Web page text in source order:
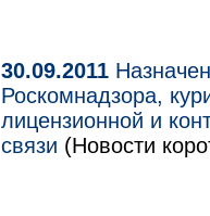
30.09.2011
Роскомнадзора,
лицензионной и
связи (Новости